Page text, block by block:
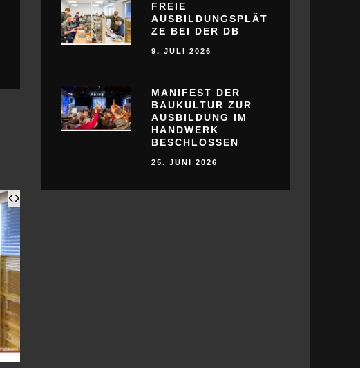
FREIE
AUSBILDUNGSPLÄT
ZE BEI DER DB
9. JULI 2026
MANIFEST DER
BAUKULTUR ZUR
AUSBILDUNG IM
HANDWERK
BESCHLOSSEN
25. JUNI 2026